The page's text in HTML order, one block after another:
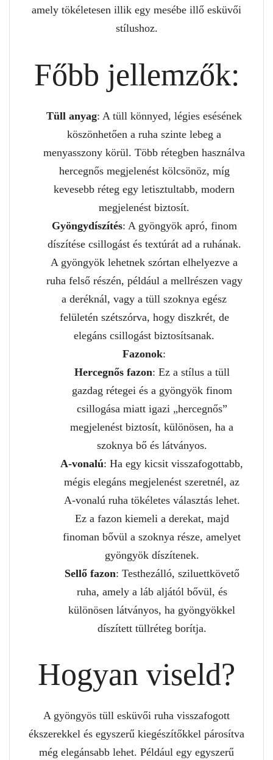
amely tökéletesen illik egy mesébe illő esküvői
stílushoz.
Főbb jellemzők:
Tüll anyag: A tüll könnyed, légies esésének
köszönhetően a ruha szinte lebeg a
menyasszony körül. Több rétegben használva
hercegnős megjelenést kölcsönöz, míg
kevesebb réteg egy letisztultabb, modern
megjelenést biztosít.
Gyöngydíszítés: A gyöngyök apró, finom
díszítése csillogást és textúrát ad a ruhának.
A gyöngyök lehetnek szórtan elhelyezve a
ruha felső részén, például a mellrészen vagy
a deréknál, vagy a tüll szoknya egész
felületén szétszórva, hogy diszkrét, de
elegáns csillogást biztosítsanak.
Fazonok:
Hercegnős fazon: Ez a stílus a tüll
gazdag rétegei és a gyöngyök finom
csillogása miatt igazi „hercegnős”
megjelenést biztosít, különösen, ha a
szoknya bő és látványos.
A-vonalú: Ha egy kicsit visszafogottabb,
mégis elegáns megjelenést szeretnél, az
A-vonalú ruha tökéletes választás lehet.
Ez a fazon kiemeli a derekat, majd
finoman bővül a szoknya része, amelyet
gyöngyök díszítenek.
Sellő fazon: Testhezálló, sziluettkövető
ruha, amely a láb aljától bővül, és
különösen látványos, ha gyöngyökkel
díszített tüllréteg borítja.
Hogyan viseld?
A gyöngyös tüll esküvői ruha visszafogott
ékszerekkel és egyszerű kiegészítőkkel párosítva
még elegánsabb lehet. Például egy egyszerű